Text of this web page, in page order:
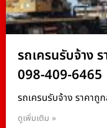
รถเครนรับจ้าง
098-409-6465
รถเครนรับจ้าง ราคาถู
ดูเพิ่มเติม »